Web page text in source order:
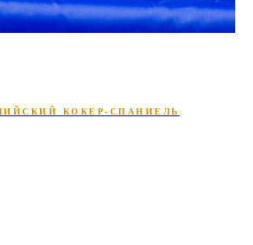
КОКЕР-СПАНИЕЛЬ